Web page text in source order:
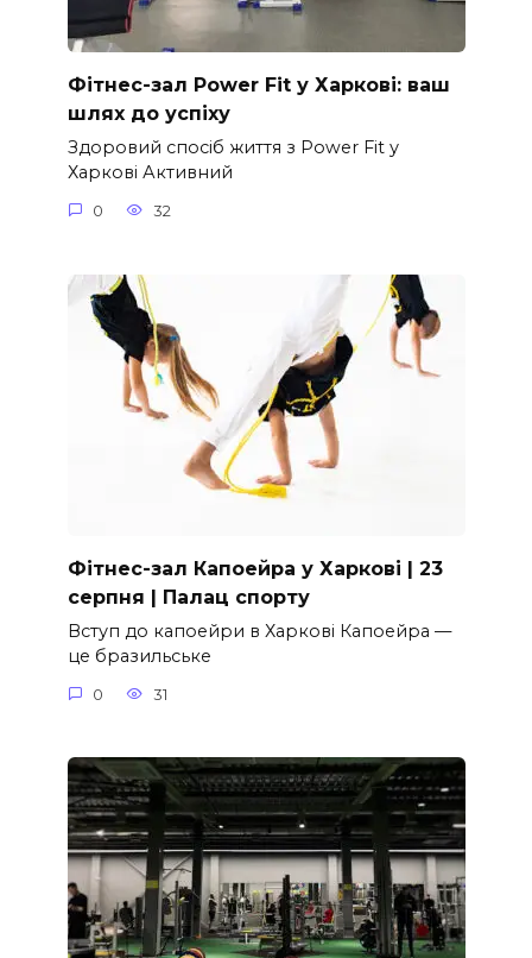
Фітнес-зал Power Fit у Харкові: ваш
шлях до успіху
Здоровий спосіб життя з Power Fit у
Харкові Активний
0 32
Фітнес-зал Капоейра у Харкові | 23
серпня | Палац спорту
Вступ до капоейри в Харкові Капоейра —
це бразильське
0 31